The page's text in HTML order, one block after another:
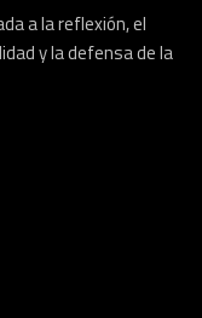
a la reflexión, el
y la defensa de la